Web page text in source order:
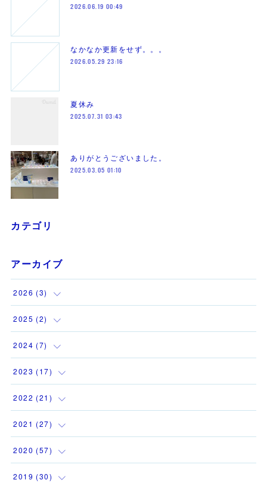
2026.06.19 00:49
なかなか更新をせず。。。
2026.05.29 23:16
夏休み
2025.07.31 03:43
ありがとうございました。
2025.03.05 01:10
カテゴリ
アーカイブ
2026 (3)
(1
(1
(1)
2025 (2)
(1
(1)
2024 (7)
(1)
(1 )
(1)
(1)
2023 (17)
(1 )
(3)
(1)
( 2 )
2022 (21 )
(2)
(1)
(3)
2021 (27)
(1)
(2)
2020 (57)
(4)
2019 (30)